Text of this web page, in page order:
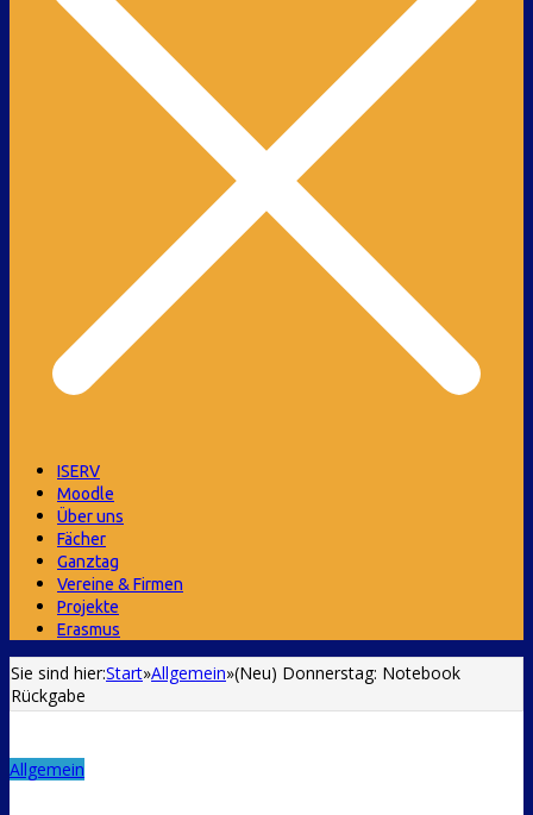
ISERV
Moodle
Über uns
Fächer
Ganztag
Vereine & Firmen
Projekte
Erasmus
Sie sind hier:Start»Allgemein»(Neu) Donnerstag: Notebook
Rückgabe
Allgemein